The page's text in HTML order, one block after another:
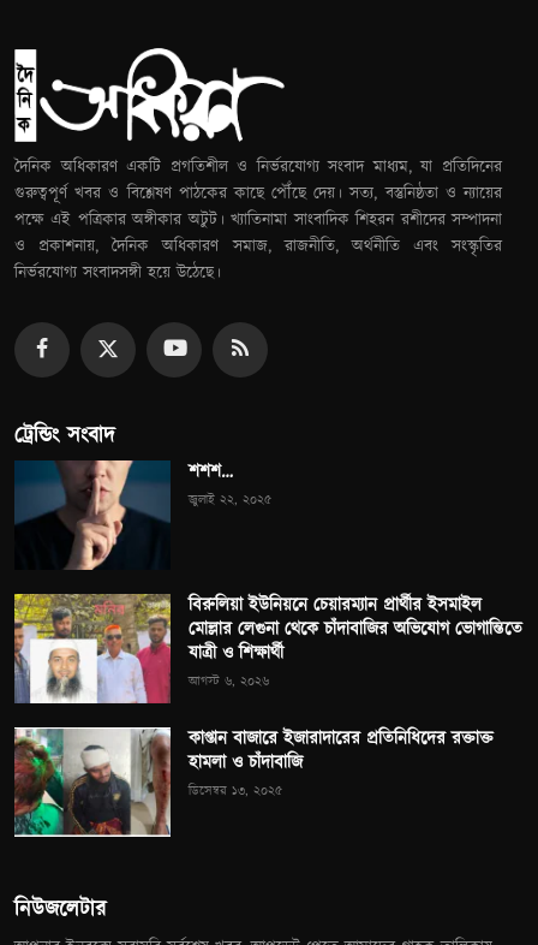
দৈনিক অধিকারণ একটি প্রগতিশীল ও নির্ভরযোগ্য সংবাদ মাধ্যম, যা প্রতিদিনের
গুরুত্বপূর্ণ খবর ও বিশ্লেষণ পাঠকের কাছে পৌঁছে দেয়। সত্য, বস্তুনিষ্ঠতা ও ন্যায়ের
পক্ষে এই পত্রিকার অঙ্গীকার অটুট। খ্যাতিনামা সাংবাদিক শিহরন রশীদের সম্পাদনা
ও প্রকাশনায়, দৈনিক অধিকারণ সমাজ, রাজনীতি, অর্থনীতি এবং সংস্কৃতির
নির্ভরযোগ্য সংবাদসঙ্গী হয়ে উঠেছে।
ট্রেন্ডিং সংবাদ
শশশ…
জুলাই ২২, ২০২৫
বিরুলিয়া ইউনিয়নে চেয়ারম্যান প্রার্থীর ইসমাইল
মোল্লার লেগুনা থেকে চাঁদাবাজির অভিযোগ ভোগান্তিতে
যাত্রী ও শিক্ষার্থী
আগস্ট ৬, ২০২৬
কাপ্তান বাজারে ইজারাদারের প্রতিনিধিদের রক্তাক্ত
হামলা ও চাঁদাবাজি
ডিসেম্বর ১৩, ২০২৫
নিউজলেটার